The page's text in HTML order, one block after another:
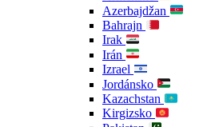
Azerbajdžan
Bahrajn
Irak
Irán
Izrael
Jordánsko
Kazachstan
Kirgizsko